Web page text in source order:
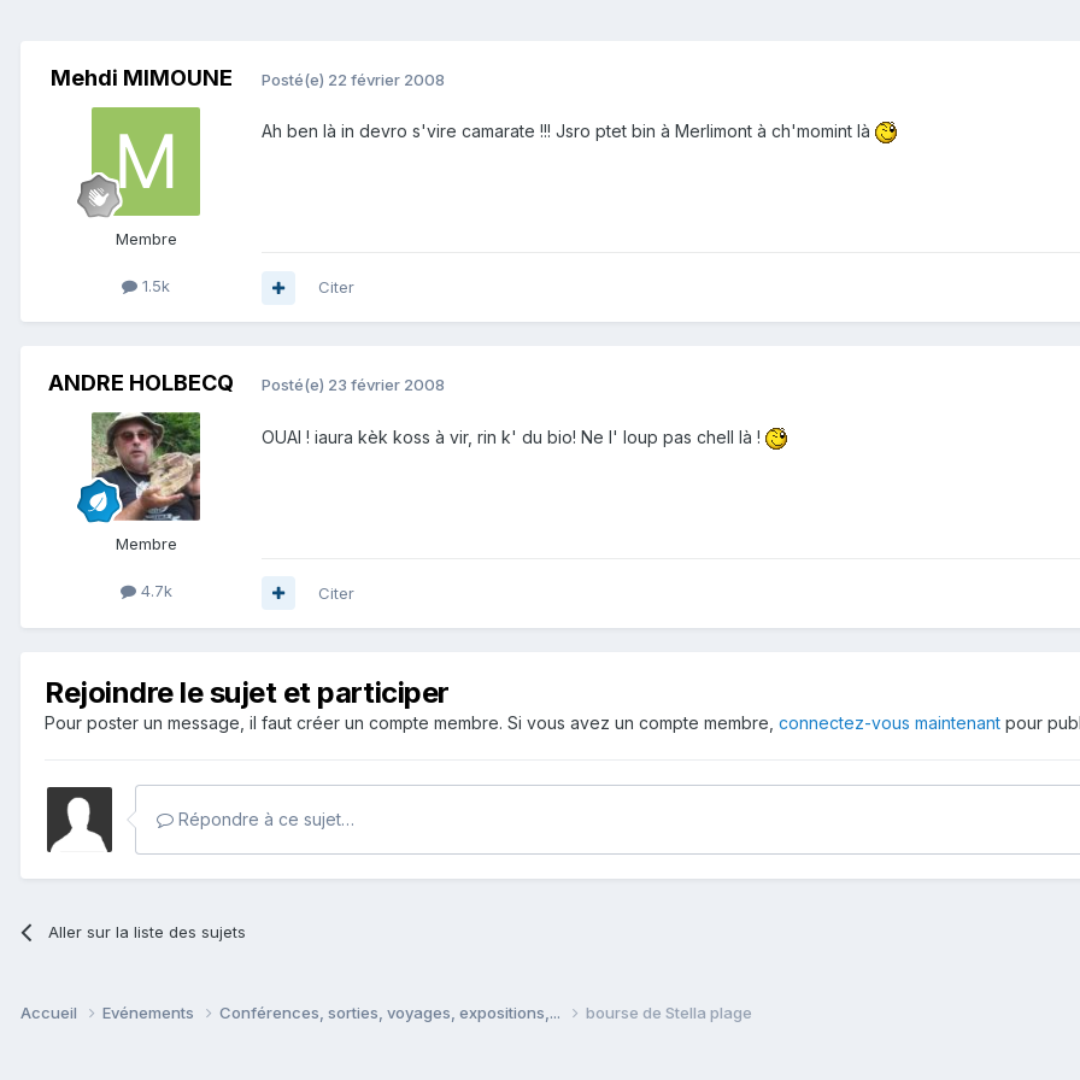
Mehdi MIMOUNE
Membre
1.5k
Posté(e) 22 février 2008
Ah ben là in devro s'vire camarate !!! Jsro ptet bin à Merlimont à ch'momint là
Citer
ANDRE HOLBECQ
Membre
4.7k
Posté(e) 23 février 2008
OUAI ! iaura kèk koss à vir, rin k' du bio! Ne l' loup pas chell là !
Citer
Rejoindre le sujet et participer
Pour poster un message, il faut créer un compte membre. Si vous avez un compte membre, connectez-vous maintenant pour
Répondre à ce sujet…
Aller sur la liste des sujets
Accueil Evénements Conférences, sorties, voyages, expositions,... bourse de Stella plage